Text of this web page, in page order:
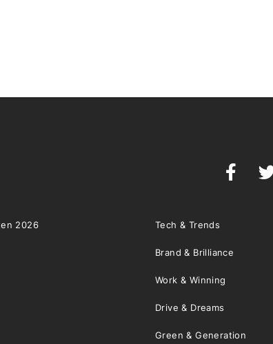
2026 Tech & Trends
Brand & Brilliance
Work & Winning
Drive & Dreams
Green & Generation